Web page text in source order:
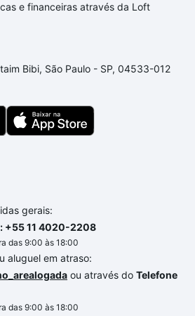
e financeiras através da Loft
Bibi, São Paulo - SP, 04533-012
gerais:
+55 11 4020-2208
das 9:00 às 18:00
aluguel em atraso:
ou através do Telefone
das 9:00 às 18:00